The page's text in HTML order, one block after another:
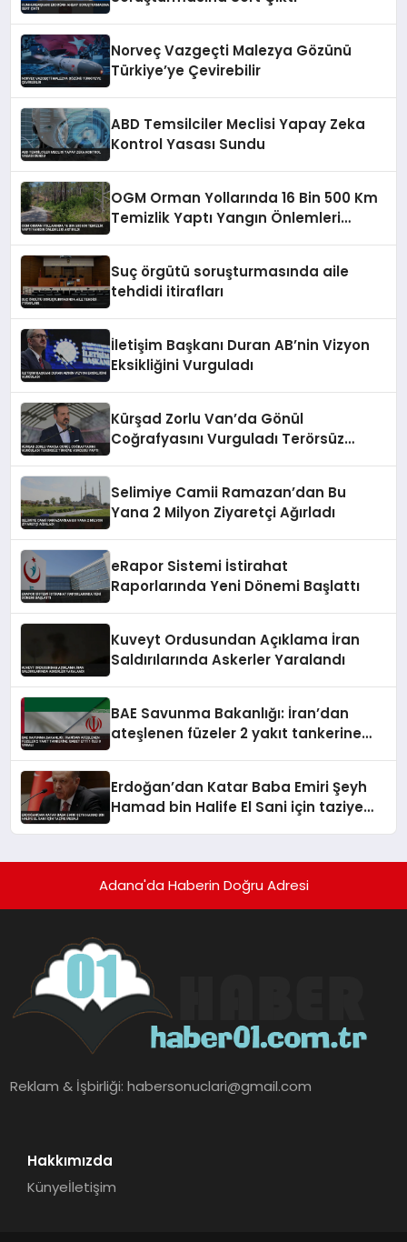
Norveç Vazgeçti Malezya Gözünü
Türkiye’ye Çevirebilir
ABD Temsilciler Meclisi Yapay Zeka
Kontrol Yasası Sundu
OGM Orman Yollarında 16 Bin 500 Km
Temizlik Yaptı Yangın Önlemleri
Suç örgütü soruşturmasında aile
tehdidi itirafları
İletişim Başkanı Duran AB’nin Vizyon
Eksikliğini Vurguladı
Kürşad Zorlu Van’da Gönül
Coğrafyasını Vurguladı Terörsüz
Selimiye Camii Ramazan’dan Bu
Yana 2 Milyon Ziyaretçi Ağırladı
eRapor Sistemi İstirahat
Raporlarında Yeni Dönemi Başlattı
Kuveyt Ordusundan Açıklama İran
Saldırılarında Askerler Yaralandı
BAE Savunma Bakanlığı: İran’dan
ateşlenen füzeler 2 yakıt tankerine
Erdoğan’dan Katar Baba Emiri Şeyh
Hamad bin Halife El Sani için taziye
Adana'da Haberin Doğru Adresi
Reklam & İşbirliği:habersonuclari@gmail.com
Hakkımızda
Künyeİletişim